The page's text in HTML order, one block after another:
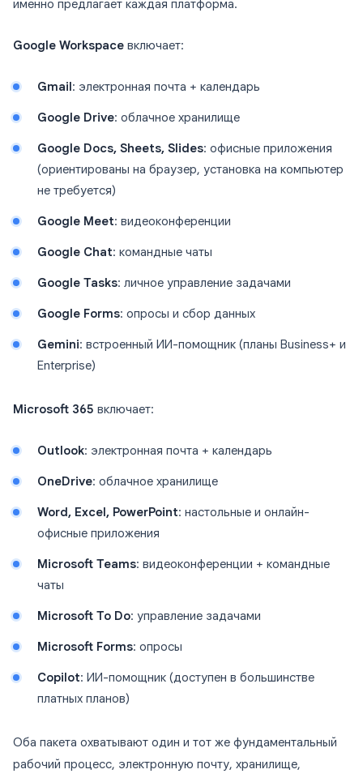
именно предлагает каждая платформа.
Google Workspace включает:
Gmail : электронная почта + календарь
Google Drive: облачное хранилище
Google Docs, Sheets, Slides: офисные приложения
(ориентированы на браузер, установка на компьютер
не требуется)
Google Meet: видеоконференции
Google Chat: командные чаты
Google Tasks: личное управление задачами
Google Forms: опросы и сбор данных
Gemini: встроенный ИИ-помощник (планы Business+ и
Enterprise)
Microsoft 365 включает:
Outlook: электронная почта + календарь
OneDrive: облачное хранилище
Word, Excel, PowerPoint: настольные и онлайн-
офисные приложения
Microsoft Teams: видеоконференции + командные
чаты
Microsoft To Do: управление задачами
Microsoft Forms: опросы
Copilot: ИИ-помощник (доступен в большинстве
платных планов)
Оба пакета охватывают один и тот же фундаментальный
рабочий процесс, электронную почту, хранилище,